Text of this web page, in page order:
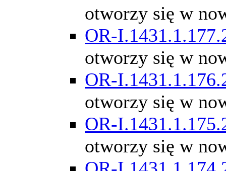
otworzy się w
OR-
otworzy się w
OR-
otworzy się w
OR-
otworzy się w